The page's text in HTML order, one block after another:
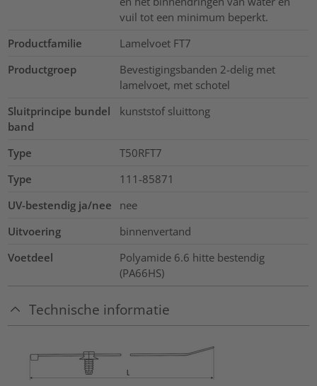
vuil tot een minimum beperkt.
Productfamilie
Lamelvoet FT7
Productgroep
Bevestigingsbanden 2-delig met
lamelvoet, met schotel
Sluitprincipe bundel
band
kunststof sluittong
Type
T50RFT7
Type
111-85871
UV-bestendig ja/nee
nee
Uitvoering
binnenvertand
Voetdeel
Polyamide 6.6 hitte bestendig
(PA66HS)
Technische informatie